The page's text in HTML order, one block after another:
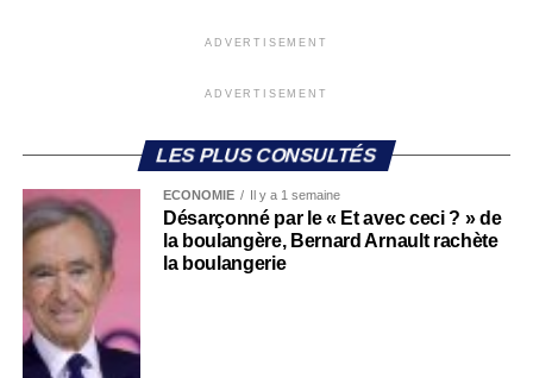
ADVERTISEMENT
ADVERTISEMENT
LES PLUS CONSULTÉS
ECONOMIE Il y a 1 semaine
Désarçonné par le « Et avec ceci ? » de
la boulangère, Bernard Arnault rachète
la boulangerie